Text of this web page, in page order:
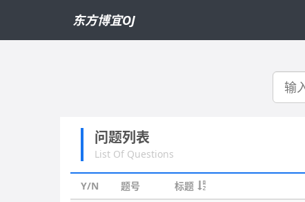
东方博宜OJ
搜
问题列表
List Of Questions
Y/N 题号 标题